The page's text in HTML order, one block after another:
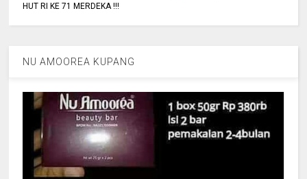
HUT RI KE 71 MERDEKA !!!
NU AMOOREA KUPANG